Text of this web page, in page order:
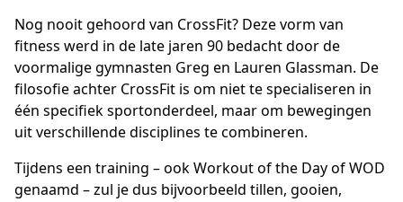
Nog nooit gehoord van CrossFit? Deze vorm van
fitness werd in de late jaren 90 bedacht door de
voormalige gymnasten Greg en Lauren Glassman. De
filosofie achter CrossFit is om niet te specialiseren in
één specifiek sportonderdeel, maar om bewegingen
uit verschillende disciplines te combineren.
Tijdens een training – ook Workout of the Day of WOD
genaamd – zul je dus bijvoorbeeld tillen, gooien,